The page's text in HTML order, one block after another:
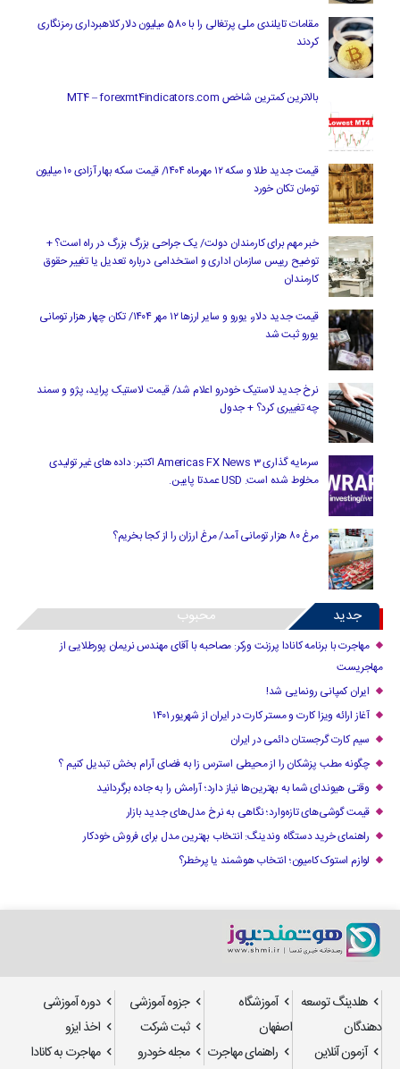
مقامات تایلندی ملی پرتغالی را با 580 میلیون دلار کلاهبرداری رمزنگاری
کردند
بالاترین کمترین شاخص MT4 – forexmt4indicators.com
قیمت جدید طلا و سکه ۱۲ مهرماه ۱۴۰۴/ قیمت سکه بهار آزادی ۱۰ میلیون
تومان تکان خورد
خبر مهم برای کارمندان دولت/ یک جراحی بزرگ بزرگ در راه است؟ +
توضیح رییس سازمان اداری و استخدامی درباره تعدیل یا تغییر حقوق
کارمندان
قیمت جدید دلار، یورو و سایر ارزها ۱۲ مهر ۱۴۰۴/ تکان چهار هزار تومانی
یورو ثبت شد
نرخ جدید لاستیک خودرو اعلام شد/ قیمت لاستیک پراید، پژو و سمند
چه تغییری کرد؟ + جدول
سرمایه گذاری Americas FX News 3 اکتبر: داده های غیر تولیدی
مخلوط شده است. USD عمدتا پایین.
مرغ ۸۰ هزار تومانی آمد/ مرغ ارزان را از کجا بخریم؟
جدید محبوب
مهاجرت با برنامه کانادا پرزنت ورکر: مصاحبه با آقای مهندس نریمان پورطلایی از
مهاجریست
ایران کمپانی رونمایی شد!
آغاز ارائه ویزا کارت و مستر کارت در ایران از شهریور ۱۴۰۱
سیم کارت گرجستان دائمی در ایران
چگونه مطب پزشکان را از محیطی استرس زا به فضای آرام بخش تبدیل کنیم ؟
وقتی هیوندای شما به بهترین‌ها نیاز دارد؛ آرامش را به جاده برگردانید
قیمت گوشی‌های تازه‌وارد؛ نگاهی به نرخ مدل‌های جدید بازار
راهنمای خرید دستگاه وندینگ: انتخاب بهترین مدل برای فروش خودکار
لوازم استوک کامیون؛ انتخاب هوشمند یا پرخطر؟
هلدینگ توسعه
دهندگان
آموزشگاه
اصفهان
جزوه آموزشی
دوره آموزشی
ثبت شرکت
اخذ ایزو
آزمون آنلاین
راهنمای مهاجرت مجله خودرو
مهاجرت به کانادا